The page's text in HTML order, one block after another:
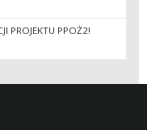
PROJEKTU PPOŻ2!